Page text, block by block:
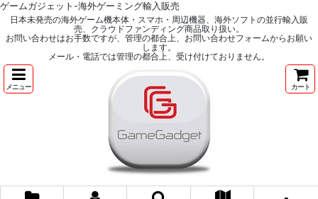
ゲームガジェット-海外ゲーミング輸入販売
日本未発売の海外ゲーム機本体・スマホ・周辺機器、海外ソフトの並行輸入販
売、クラウドファンディング商品取り扱い。
お問い合わせはお手数ですが、管理の都合上、お問い合わせフォームからお願い
します。
メール・電話では管理の都合上、受け付けておりません。
メニュー カート